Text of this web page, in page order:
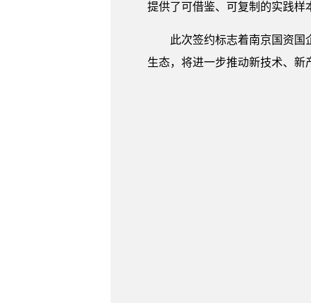
提供了可借鉴、可复制的实践样
此次签约标志着南京国资
生态，将进一步推动新技术、新